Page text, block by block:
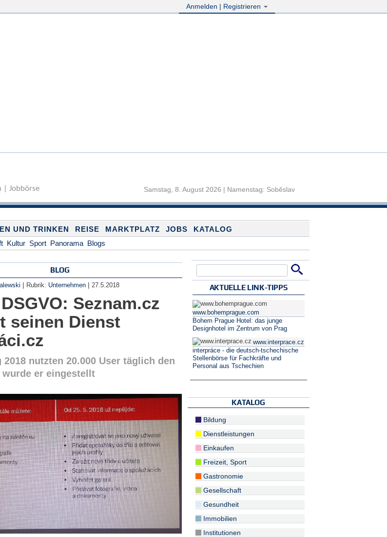
Anmelden | Registrieren
| Jobbörse Samstag, 8. August 2026 | Namenstag: Soběslav
UND TRINKEN REISE MARKTPLATZ JOBS
KATALOG
Kultur Sport Panorama Blogs
BLOG
| Rubrik: Unternehmen | 27.5.2018
Seznam.cz
seinen Dienst
2018 nutzten 20.000 User täglich den
wurde er eingestellt
AKTUELLE LINK-TIPPS
www.bohemprague.com
Bohem Prague Hotel: das junge
Designhotel im Zentrum von Prag
www.interprace.cz
interpráce - die deutsch-tschechische
Stellenbörse für Fachkräfte und
Personal aus Tschechien
KATALOG
Bildung
Dienstleistungen
Einkaufen
Freizeit, Sport
Gastronomie
Gesellschaft
Gesundheit
Immobilien
Institutionen